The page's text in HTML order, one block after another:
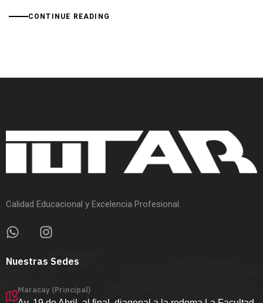
CONTINUE READING
Calidad Educacional y Excelencia Profesional.
Nuestras Sedes
Maracay (Principal)